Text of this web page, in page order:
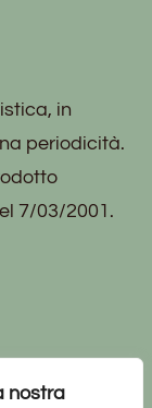
nostra
in
periodicità.
7/03/2001.